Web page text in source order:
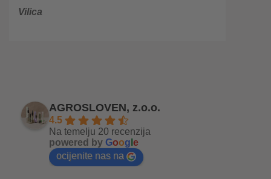
Vilica
AGROSLOVEN, z.o.o.
4.5
Na temelju 20 recenzija
powered by Goog e
ocijenite nas na